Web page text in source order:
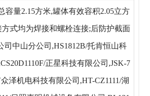
量2.15方米,罐体有效容积2.05立方
方式均为焊接和螺栓连接;后防护截面
司中山分公司,HS1812B/托肯恒山科
正星科技有限公司,JSK-7
泽机电科技有限公司,HT-CZ1111/湖